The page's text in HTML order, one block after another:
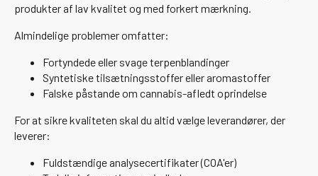
produkter af lav kvalitet og med forkert mærkning.
Almindelige problemer omfatter:
Fortyndede eller svage terpenblandinger
Syntetiske tilsætningsstoffer eller aromastoffer
Falske påstande om cannabis-afledt oprindelse
For at sikre kvaliteten skal du altid vælge leverandører, der
leverer:
Fuldstændige analysecertifikater (COA'er)